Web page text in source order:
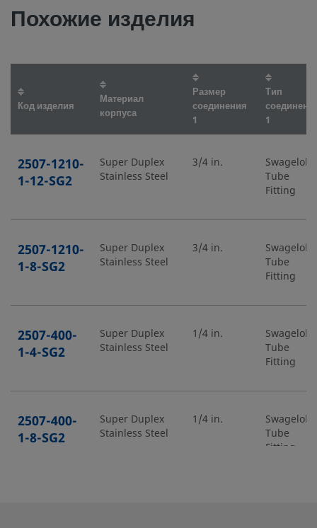
Похожие изделия
Код изделия
Материал
корпуса
Размер
соединения
1
Тип
1
2507-1210-
1-12-SG2
Super Duplex
Stainless Steel
3/4 in.
Tube
Fitting
2507-1210-
1-8-SG2
Super Duplex
Stainless Steel
3/4 in.
Tube
Fitting
2507-400-
1-4-SG2
Super Duplex
Stainless Steel
1/4 in.
Tube
Fitting
2507-400-
1-8-SG2
Super Duplex
Stainless Steel
1/4 in.
Tube
Fitting